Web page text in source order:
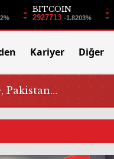
BITCOIN
2927713 -1.8203%
Kariyer Diğer
Pakistan…